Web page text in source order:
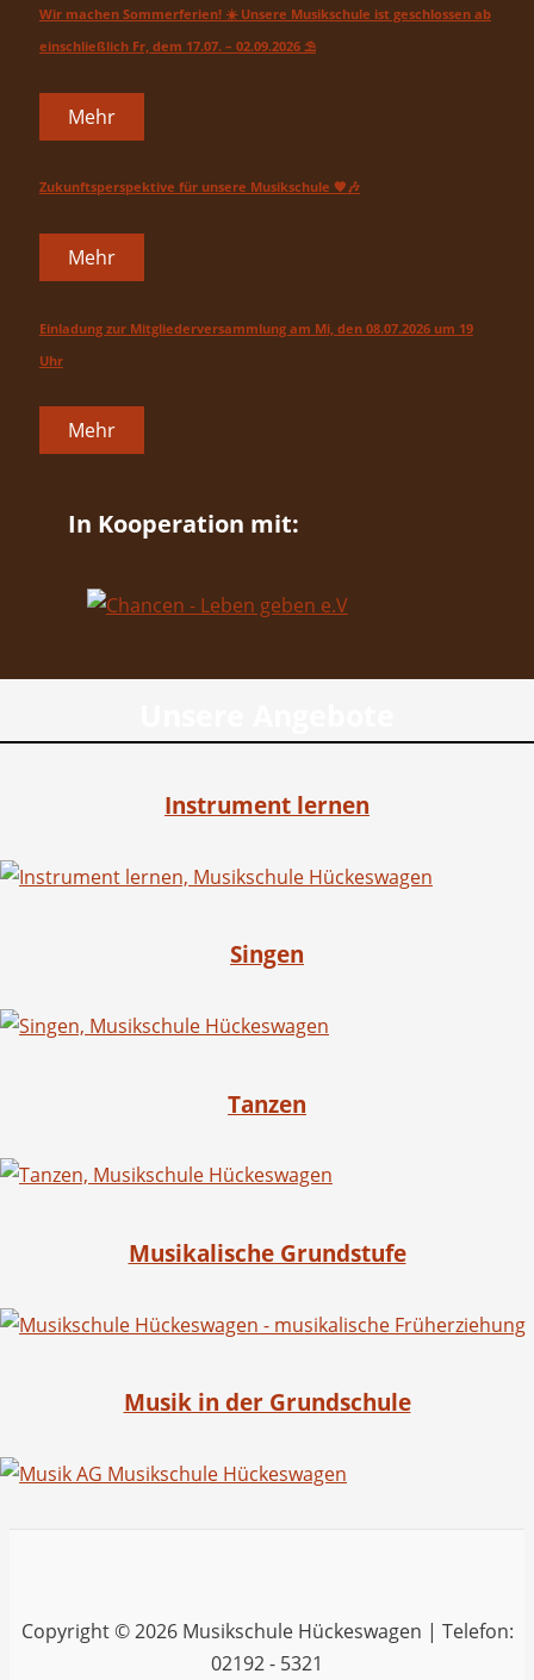
Wir machen Sommerferien! ☀️ Unsere Musikschule ist geschlossen ab
einschließlich Fr, dem 17.07. – 02.09.2026 ⛱
Mehr
Zukunftsperspektive für unsere Musikschule 🧡🎶
Mehr
Einladung zur Mitgliederversammlung am Mi, den 08.07.2026 um 19
Uhr
Mehr
In Kooperation mit:
Instrument lernen
Singen
Tanzen
Musikalische Grundstufe
Musik in der Grundschule
Copyright © 2026 Musikschule Hückeswagen | Telefon:
02192 - 5321